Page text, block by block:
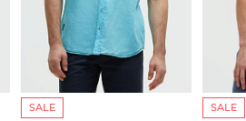
SALE SALE